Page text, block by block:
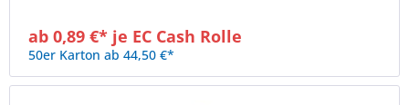
ab 0,89 €* je EC Cash Rolle
50er Karton ab 44,50 €*